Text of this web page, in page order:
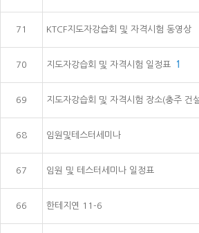
71 KTCF지도자강습회 및 자격시험 동영상
70 지도자강습회 및 자격시험 일정표 1
69 지도자강습회 및 자격시험 장소(충주 건
68 임원및테스터세미나
67 임원 및 테스터세미나 일정표
66 한테지연 11-6